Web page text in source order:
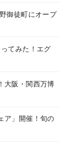
御徒町にオープ
てみた！エグ
大阪・関西万博
ア」開催！旬の